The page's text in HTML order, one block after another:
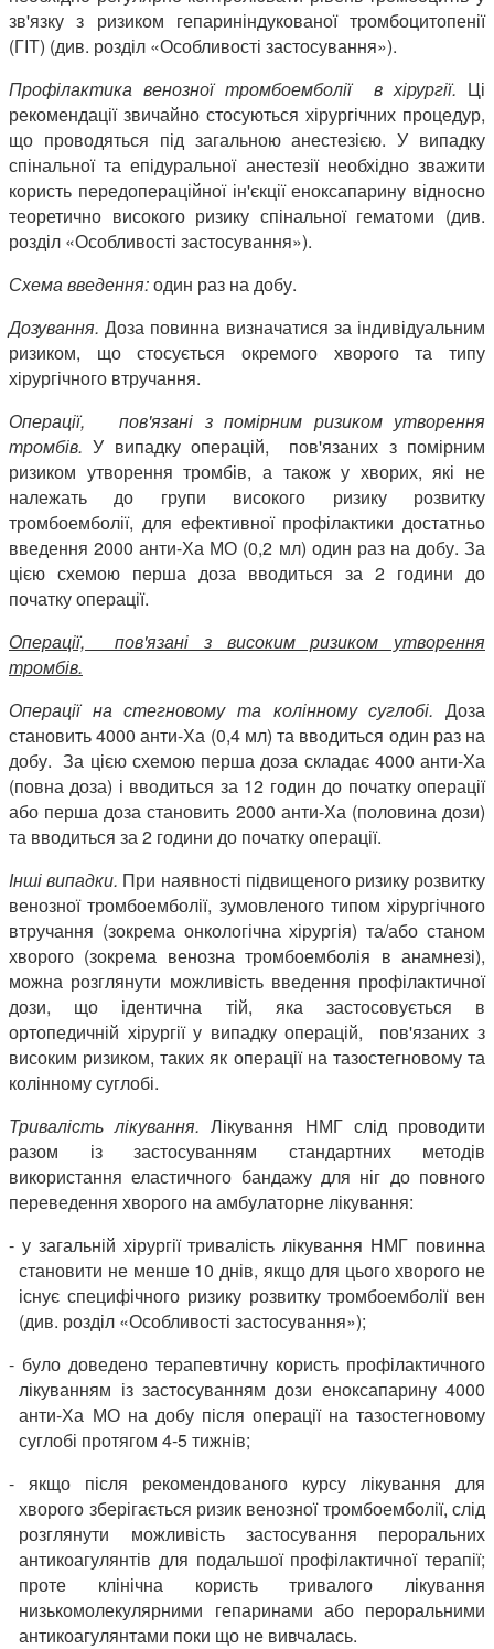
зв'язку з ризиком гепариніндукованої тромбоцитопенії
(ГІТ) (див. розділ «Особливості застосування»).
Профілактика венозної тромбоемболії в хірургії. Ці
рекомендації звичайно стосуються хірургічних процедур,
що проводяться під загальною анестезією. У випадку
спінальної та епідуральної анестезії необхідно зважити
користь передопераційної ін'єкції еноксапарину відносно
теоретично високого ризику спінальної гематоми (див.
розділ «Особливості застосування»).
Схема введення:один раз на добу.
Дозування.Доза повинна визначатися за індивідуальним
ризиком, що стосується окремого хворого та типу
хірургічного втручання.
Операції, пов'язані з помірним ризиком утворення
тромбів.У випадку операцій, пов'язаних з помірним
ризиком утворення тромбів, а також у хворих, які не
належать до групи високого ризику розвитку
тромбоемболії, для ефективної профілактики достатньо
введення 2000 анти-Ха МО (0,2 мл) один раз на добу. За
цією схемою перша доза вводиться за 2 години до
початку операції.
Операції, пов'язані з високим ризиком утворення
тромбів.
Операції на стегновому та колінному суглобі. Доза
становить 4000 анти-Ха (0,4 мл) та вводиться один раз на
добу. За цією схемою перша доза складає 4000 анти-Ха
(повна доза) і вводиться за 12 годин до початку операції
або перша доза становить 2000 анти-Ха (половина дози)
та вводиться за 2 години до початку операції.
Інші випадки. При наявності підвищеного ризику розвитку
венозної тромбоемболії, зумовленого типом хірургічного
втручання (зокрема онкологічна хірургія) та/або станом
хворого (зокрема венозна тромбоемболія в анамнезі),
можна розглянути можливість введення профілактичної
дози, що ідентична тій, яка застосовується в
ортопедичній хірургії у випадку операцій, пов'язаних з
високим ризиком, таких як операції на тазостегновому та
колінному суглобі.
Тривалість лікування.Лікування НМГ слід проводити
разом із застосуванням стандартних методів
використання еластичного бандажу для ніг до повного
переведення хворого на амбулаторне лікування:
- у загальній хірургії тривалість лікування НМГ повинна
становити не менше 10 днів, якщо для цього хворого не
існує специфічного ризику розвитку тромбоемболії вен
(див. розділ «Особливості застосування»);
- було доведено терапевтичну користь профілактичного
лікуванням із застосуванням дози еноксапарину 4000
анти-Ха МО на добу після операції на тазостегновому
суглобі протягом 4-5 тижнів;
- якщо після рекомендованого курсу лікування для
хворого зберігається ризик венозної тромбоемболії, слід
розглянути можливість застосування пероральних
антикоагулянтів для подальшої профілактичної терапії;
проте клінічна користь тривалого лікування
низькомолекулярними гепаринами або пероральними
антикоагулянтами поки що не вивчалась.